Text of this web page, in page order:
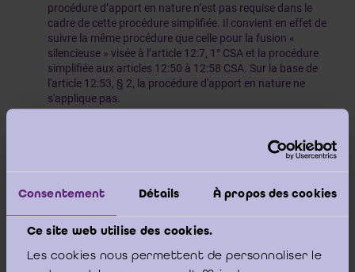
Consentement Détails À propos des cookies
Ce site web utilise des cookies.
Les cookies nous permettent de personnaliser le
procédure d’apport en nature n’est pas requise dans le
cadre de cette procédure simplifiée. Il convient en effet de
suivre la même procédure que celle pour la fusion «
silencieuse » visée à l’article 12:7, 1° CSA et la procédure
simplifiée aux articles 12:50 à 12:58 CSA. Sur la base de
l'article 12:53, § 2, la procédure d'apport en nature ne
s'applique pas.
l’opération assimilée à une fusion a pour effet que
bénéficiaires
. Ce transfert opère de plein droit sans
matérialisée par la fusion elle-même et l’acte authentique
[3]